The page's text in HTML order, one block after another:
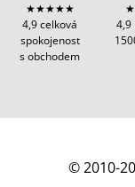
★★★★★
4,9 celková
spokojenost
s obchodem
4,9
© 2010-